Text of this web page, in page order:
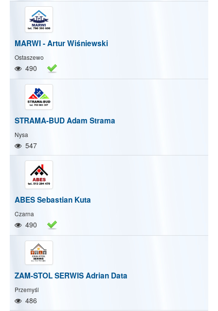
MARWI - Artur Wiśniewski
Ostaszewo
490
STRAMA-BUD Adam Strama
Nysa
547
ABES Sebastian Kuta
Czarna
490
ZAM-STOL SERWIS Adrian Data
Przemyśl
486